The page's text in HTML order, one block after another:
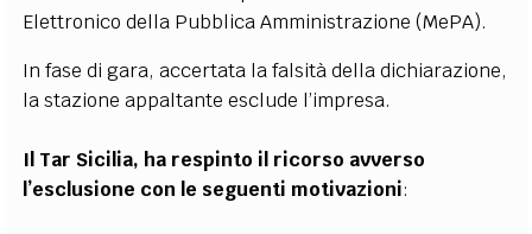
Elettronico della Pubblica Amministrazione (MePA).
In fase di gara, accertata la falsità della dichiarazione,
la stazione appaltante esclude l’impresa.
Il Tar Sicilia, ha respinto il ricorso avverso
l’esclusione con le seguenti motivazioni: